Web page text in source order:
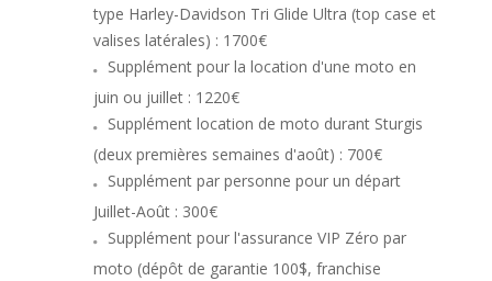
type Harley-Davidson Tri Glide Ultra (top case et
valises latérales) : 1700€
Supplément pour la location d'une moto en
juin ou juillet : 1220€
Supplément location de moto durant Sturgis
(deux premières semaines d'août) : 700€
Supplément par personne pour un départ
Juillet-Août : 300€
Supplément pour l'assurance VIP Zéro par
moto (dépôt de garantie 100$, franchise